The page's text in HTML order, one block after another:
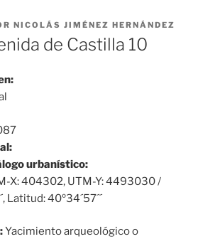
NICOLÁS JIMÉNEZ HERNÁNDEZ
de Castilla 10
urbanístico:
X: 404302, UTM-Y: 4493030 /
Latitud: 40º34´57´´
Yacimiento arqueológico o